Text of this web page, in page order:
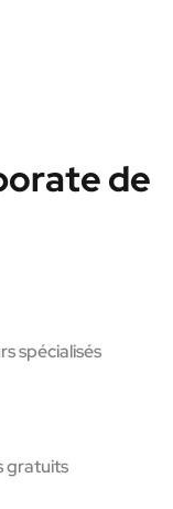
de
spécialisés
gratuits